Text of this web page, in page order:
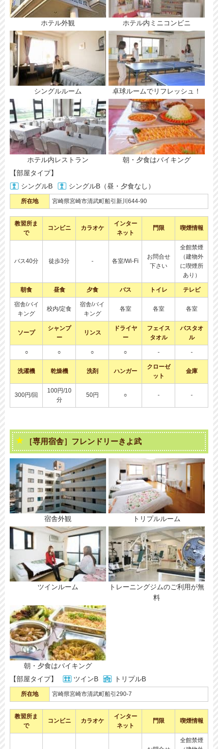
ホテル外観 ホテル内ミニコンビニ
シングルルーム 卓球ルームでリフレッシュ！
ホテル内レストラン
朝・夕食はバイキング
【部屋タイプ】
シングルB
シングルB（昼・夕食なし）
所在地 宮崎県宮崎市清武町船引新川644-90
教習所ま
で
コンビニ カラオケ
インター
ネット
門限 喫煙情報
バス40分 徒歩3分 - 各室/Wi-Fi
お問合せ
下さい
全館禁煙
（建物外
に喫煙所
あり）
朝食 昼食 夕食 バス トイレ テレビ
宿舎/バイ
キング
校内/定食
宿舎/バイ
キング
各室 各室 各室
ソープ
シャンプ
ー
リンス
ドライヤ
ー
フェイス
タオル
バスタオ
ル
○ ○ ○ ○ - -
洗濯機 乾燥機 洗剤 ハンガー
クローゼ
ット
金庫
300円/回
100円/10
分
50円 ○ - -
［専用宿舎］フレンドリーきよ武
宿舎外観 トリプルルーム
ツインルーム
トレーニングジムのご利用が無
料
朝・夕食はバイキング
【部屋タイプ】
ツインB トリプルB
所在地 宮崎県宮崎市清武町船引290-7
教習所ま
で
コンビニ カラオケ
インター
ネット
門限 喫煙情報
全館禁煙